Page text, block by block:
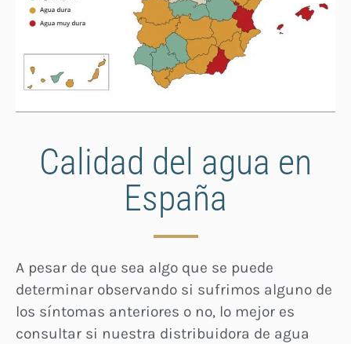
Calidad del agua en
España
A pesar de que sea algo que se puede
determinar observando si sufrimos alguno de
los síntomas anteriores o no, lo mejor es
consultar si nuestra distribuidora de agua